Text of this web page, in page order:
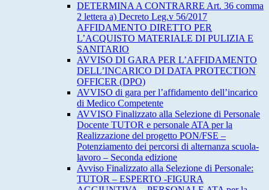
DETERMINA A CONTRARRE Art. 36 comma
2 lettera a) Decreto Leg.v 56/2017
AFFIDAMENTO DIRETTO PER
L’ACQUISTO MATERIALE DI PULIZIA E
SANITARIO
AVVISO DI GARA PER L’AFFIDAMENTO
DELL’INCARICO DI DATA PROTECTION
OFFICER (DPO)
AVVISO di gara per l’affidamento dell’incarico
di Medico Competente
AVVISO Finalizzato alla Selezione di Personale
Docente TUTOR e personale ATA per la
Realizzazione del progetto PON/FSE –
Potenziamento dei percorsi di alternanza scuola-
lavoro – Seconda edizione
Avviso Finalizzato alla Selezione di Personale:
TUTOR – ESPERTO -FIGURA